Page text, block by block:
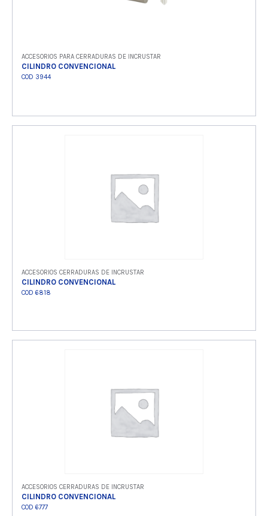
ACCESORIOS PARA CERRADURAS DE INCRUSTAR
CILINDRO CONVENCIONAL
COD 3944
ACCESORIOS CERRADURAS DE INCRUSTAR
CILINDRO CONVENCIONAL
COD 6818
ACCESORIOS CERRADURAS DE INCRUSTAR
CILINDRO CONVENCIONAL
COD 6777